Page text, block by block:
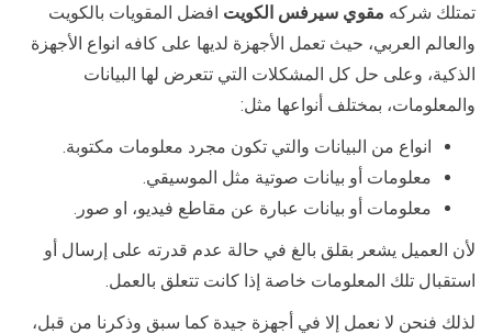
تمتلك شركه مقوي سيرفس الكويت افضل المقويات بالكويت
والعالم العربي، حيث تعمل الأجهزة لديها على كافه انواع الأجهزة
الذكية، وعلى حل كل المشكلات التي تتعرض لها البيانات
والمعلومات، بمختلف أنواعها مثل:
انواع من البيانات والتي تكون مجرد معلومات مكتوبة.
معلومات أو بيانات صوتية مثل الموسيقي.
معلومات أو بيانات عبارة عن مقاطع فيديو، او صور.
لأن العميل يشعر بقلق بالغ في حالة عدم قدرته على إرسال أو
استقبال تلك المعلومات خاصة إذا كانت تتعلق بالعمل.
لذلك فنحن لا نعمل إلا في أجهزة جيدة كما سبق وذكرنا من قبل،